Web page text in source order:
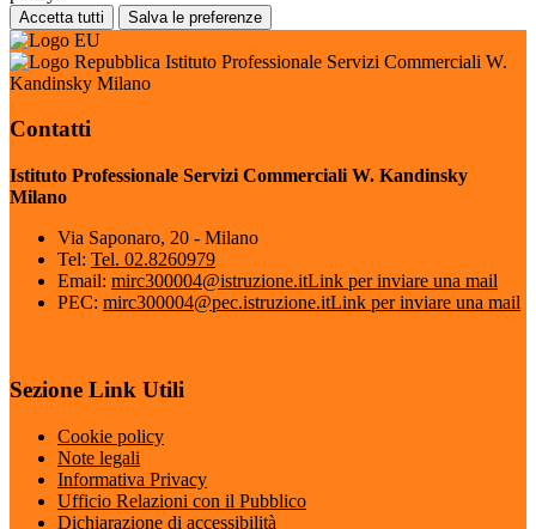
Accetta tutti Salva le preferenze
Istituto Professionale Servizi Commerciali W.
Kandinsky Milano
Contatti
Istituto Professionale Servizi Commerciali W. Kandinsky
Milano
Via Saponaro, 20 - Milano
Tel: Tel. 02.8260979
Email: mirc300004@istruzione.itLink per inviare una mail
PEC: mirc300004@pec.istruzione.itLink per inviare una mail
Sezione Link Utili
Cookie policy
Note legali
Informativa Privacy
Ufficio Relazioni con il Pubblico
Dichiarazione di accessibilità